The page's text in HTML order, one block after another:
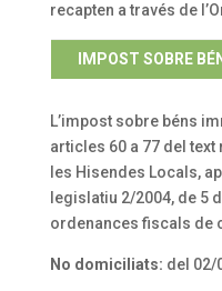
recapten a través de
IMPOST SOBRE
L’impost sobre béns
articles 60 a 77 del
les Hisendes Locals,
legislatiu 2/2004, de 5
ordenances fiscals de
No domiciliats: del 02/